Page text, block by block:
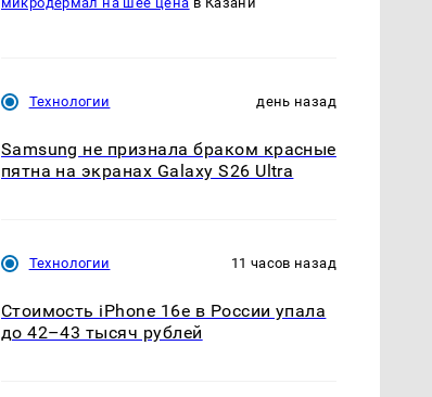
Технологии день назад
Samsung не признала браком красные
пятна на экранах Galaxy S26 Ultra
Технологии 11 часов назад
Стоимость iPhone 16e в России упала
до 42–43 тысяч рублей